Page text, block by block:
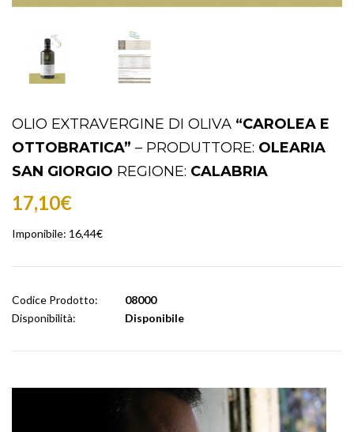
OLIO EXTRAVERGINE DI OLIVA “CAROLEA E
OTTOBRATICA” – PRODUTTORE: OLEARIA
SAN GIORGIO REGIONE: CALABRIA
17,10€
Imponibile: 16,44€
Codice Prodotto:
08000
Disponibilità:
Disponibile